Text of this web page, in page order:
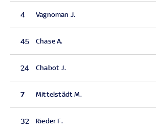
4 Vagnoman J.
45 Chase A.
24 Chabot J.
7 Mittelstädt M.
32 Rieder F.